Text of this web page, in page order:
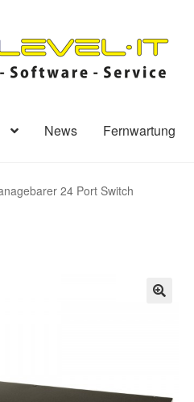
News Fernwartung
24 Port Switch